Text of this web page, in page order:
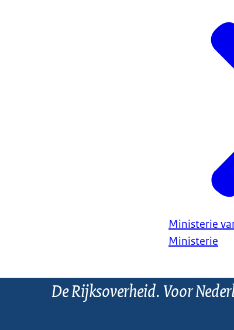
Ministerie
Ministerie
De Rijksoverheid. Voor